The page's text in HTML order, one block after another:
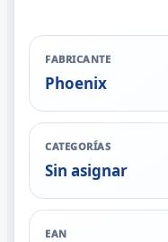
FABRICANTE
Phoenix
CATEGORÍAS
Sin asignar
EAN